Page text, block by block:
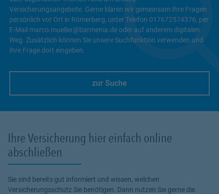
Versicherungsangebote. Gerne klären wir gemeinsam Ihre Fragen
persönlich vor Ort in Römerberg, unter Telefon 017672574376, per
E-Mail marco.mueller@barmenia.de oder auf anderem digitalen
Weg. Zusätzlich können Sie unsere Suchfunktion verwenden und
Ihre Frage dort eingeben.
zur Suche
Ihre Versicherung hier einfach online
abschließen
Sie sind bereits gut informiert und wissen, welchen
Versicherungsschutz Sie benötigen. Dann nutzen Sie gerne die